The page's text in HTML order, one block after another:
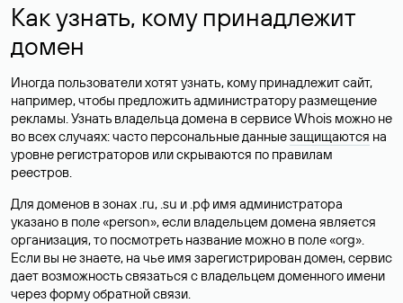
Как узнать, кому принадлежит
домен
Иногда пользователи хотят узнать, кому принадлежит сайт,
например, чтобы предложить администратору размещение
рекламы. Узнать владельца домена в сервисе Whois можно не
во всех случаях: часто персональные данныезащищаются на
уровне регистраторов или скрываются по правилам
реестров.
Для доменов в зонах .ru, .su и .рф имя администратора
указано в поле «person», если владельцем домена является
организация, то посмотреть название можно в поле «org».
Если вы не знаете, на чье имя зарегистрирован домен, сервис
дает возможность связаться с владельцем доменного имени
через форму обратной связи.